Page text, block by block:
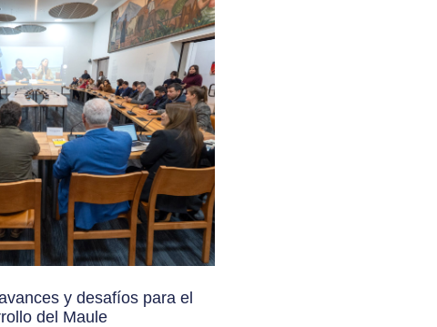
y desafíos para el
del Maule